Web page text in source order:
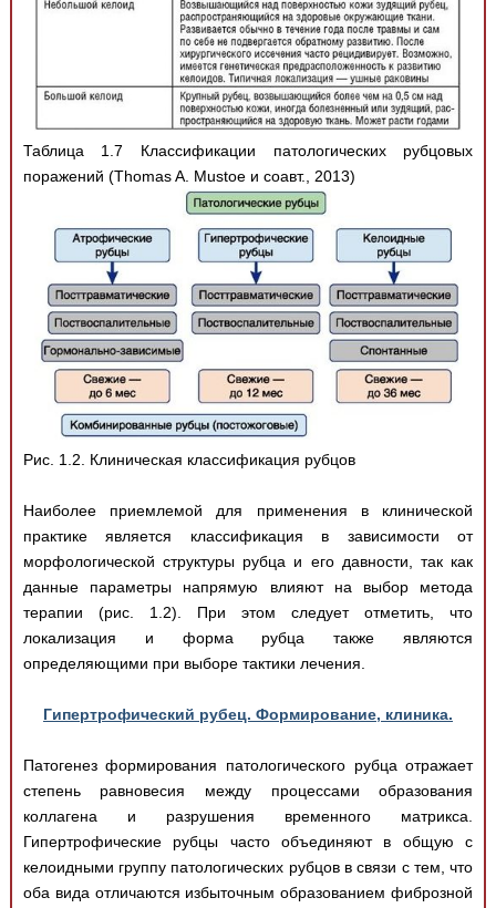
Таблица 1.7 Классификации патологических рубцовых
поражений (Thomas A. Mustoe и соавт., 2013)
Рис. 1.2. Клиническая классификация рубцов
Наиболее приемлемой для применения в клинической
практике является классификация в зависимости от
морфологической структуры рубца и его давности, так как
данные параметры напрямую влияют на выбор метода
терапии (рис. 1.2). При этом следует отметить, что
локализация и форма рубца также являются
определяющими при выборе тактики лечения.
Гипертрофический рубец. Формирование, клиника.
Патогенез формирования патологического рубца отражает
степень равновесия между процессами образования
коллагена и разрушения временного матрикса.
Гипертрофические рубцы часто объединяют в общую с
келоидными группу патологических рубцов в связи с тем, что
оба вида отличаются избыточным образованием фиброзной